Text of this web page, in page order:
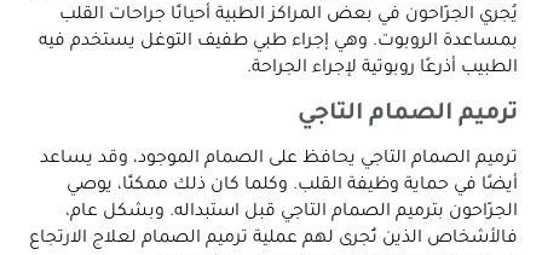
يُجري الجرّاحون في بعض المراكز الطبية أحيانًا جراحات القلب
بمساعدة الروبوت. وهي إجراء طبي طفيف التوغل يستخدم فيه
الطبيب أذرعًا روبوتية لإجراء الجراحة.
ترميم الصمام التاجي
ترميم الصمام التاجي يحافظ على الصمام الموجود، وقد يساعد
أيضًا في حماية وظيفة القلب. وكلما كان ذلك ممكنًا، يوصي
الجرّاحون بترميم الصمام التاجي قبل استبداله. وبشكل عام،
فالأشخاص الذين تُجرى لهم عملية ترميم الصمام لعلاج الارتجاع